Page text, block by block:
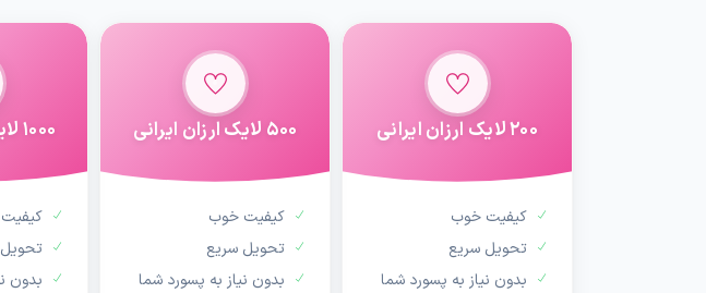
200 لایک ارزان ایرانی
کیفیت خوب
تحویل سریع
بدون نیاز به پسورد شما
500 لایک ارزان ایرانی
کیفیت خوب
تحویل سریع
بدون نیاز به پسورد شما
1000 لایک ارزان ایرانی
بدون